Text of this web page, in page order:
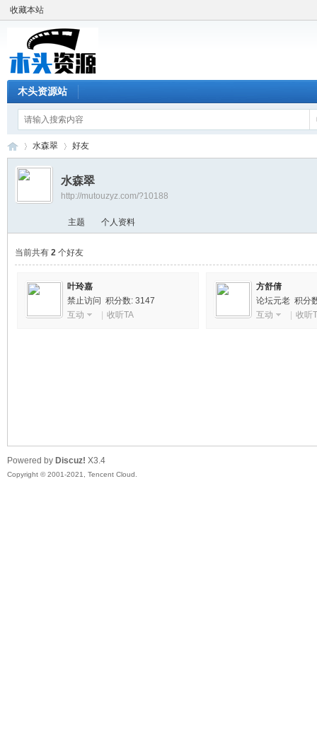
收藏本站
木头资源站
›
水森翠 好友
水森翠
http://mutouzyz.com/?10188
主题 个人资料
当前共有 2 个好友
叶玲嘉
禁止访问 积分数: 3147
互动
收听TA
方舒倩
论坛元老 积分
互动
收听
Powered by Discuz! X3.4
Copyright © 2001-2021, Tencent Cloud.